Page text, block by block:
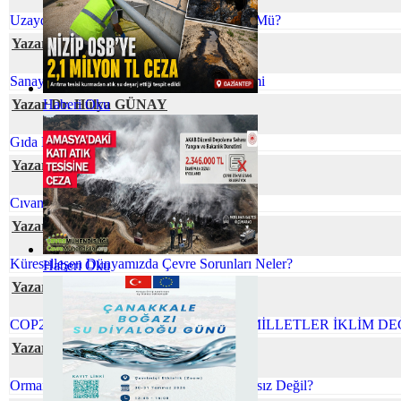
Haberi Oku
Haberi Oku
Uzaydaki Atıklarla Başa Çıkmak Mümkün Mü?
Yazar Rahşan BUKNİ ULUS
Sanayi Kaynaklı Tehlikeli Atıkların Yönetimi
Yazar Dr. Hülya GÜNAY
Gıda Kayıpları ve Atıklarının Azaltılması
Yazar Neslihan BOYACILAR
Cıvanın Taşınabilir Tür Pillerdeki Öyküsü
Yazar Gamze CİVELEK
Küreselleşen Dünyamızda Çevre Sorunları Neler?
Yazar Şafak ÖZSOY
COP26 NEDEN ÖNEMLİ BİRLEŞMİŞ MİLLETLER İKLİM
Yazar Tuğçe ERVAN
Orman Yangınlarını Önlemek Neden İmkansız Değil?